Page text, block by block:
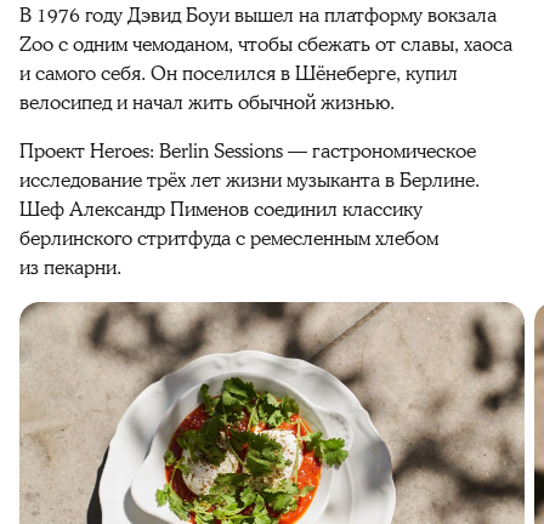
В 1976 году Дэвид Боуи вышел на платформу вокзала
Zoo с одним чемоданом, чтобы сбежать от славы, хаоса
и самого себя. Он поселился в Шёнеберге, купил
велосипед и начал жить обычной жизнью.
Проект Heroes: Berlin Sessions — гастрономическое
исследование трёх лет жизни музыканта в Берлине.
Шеф Александр Пименов соединил классику
берлинского стритфуда с ремесленным хлебом
из пекарни.